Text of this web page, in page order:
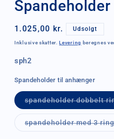
Spandeholder
Normalpris
1.025,00 kr. Udsolgt
Inklusive skatter.Levering beregnes
SKU:
sph2
Spandeholder til anhænger
spandeholder med 3